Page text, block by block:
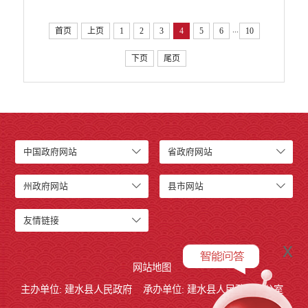
首页 上页 1 2 3 4 5 6 ... 10
下页 尾页
中国政府网站 省政府网站
州政府网站 县市网站
友情链接
网站地图
主办单位: 建水县人民政府
承办单位: 建水县人民政府办公室
x